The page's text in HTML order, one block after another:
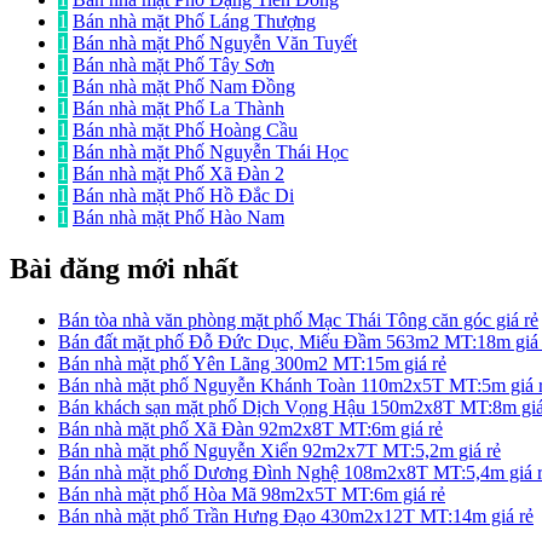
1 Bán nhà mặt Phố Láng Thượng
1 Bán nhà mặt Phố Nguyễn Văn Tuyết
1 Bán nhà mặt Phố Tây Sơn
1 Bán nhà mặt Phố Nam Đồng
1 Bán nhà mặt Phố La Thành
1 Bán nhà mặt Phố Hoàng Cầu
1 Bán nhà mặt Phố Nguyễn Thái Học
1 Bán nhà mặt Phố Xã Đàn 2
1 Bán nhà mặt Phố Hồ Đắc Di
1 Bán nhà mặt Phố Hào Nam
Bài đăng mới nhất
Bán tòa nhà văn phòng mặt phố Mạc Thái Tông căn góc giá rẻ
Bán đất mặt phố Đỗ Đức Dục, Miếu Đầm 563m2 MT:18m giá
Bán nhà mặt phố Yên Lãng 300m2 MT:15m giá rẻ
Bán nhà mặt phố Nguyễn Khánh Toàn 110m2x5T MT:5m giá
Bán khách sạn mặt phố Dịch Vọng Hậu 150m2x8T MT:8m
Bán nhà mặt phố Xã Đàn 92m2x8T MT:6m giá rẻ
Bán nhà mặt phố Nguyễn Xiển 92m2x7T MT:5,2m giá rẻ
Bán nhà mặt phố Dương Đình Nghệ 108m2x8T MT:5,4m giá
Bán nhà mặt phố Hòa Mã 98m2x5T MT:6m giá rẻ
Bán nhà mặt phố Trần Hưng Đạo 430m2x12T MT:14m giá rẻ